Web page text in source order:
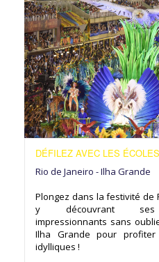
DÉFILEZ AVEC LES
Rio de Janeiro - Ilha Grande
Plongez dans la festivité de
y découvrant ses
impressionnants sans
Ilha Grande pour
idylliques !